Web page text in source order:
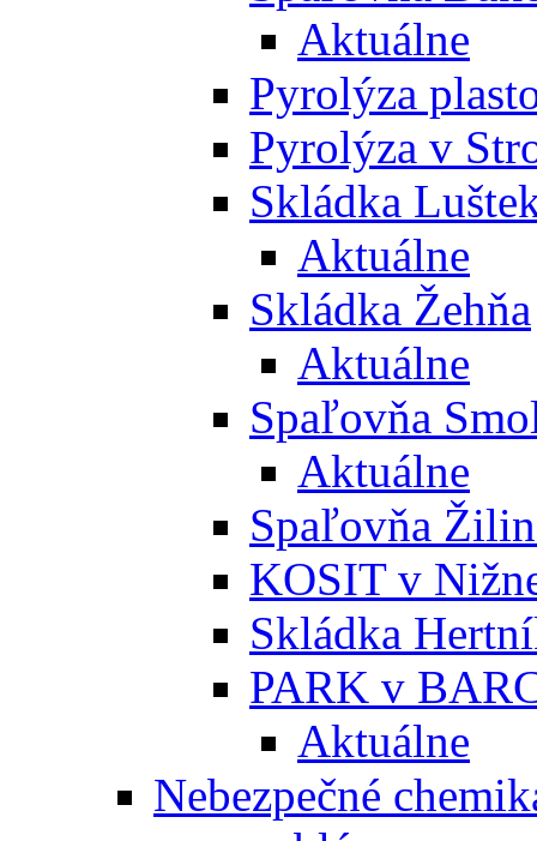
Aktuálne
Pyrolýza
Pyrolýza v
Skládka
Aktuálne
Skládka Žehňa
Aktuálne
Spaľovňa
Aktuálne
Spaľovňa
KOSIT v
Skládka
PARK v
Aktuálne
Nebezpečné